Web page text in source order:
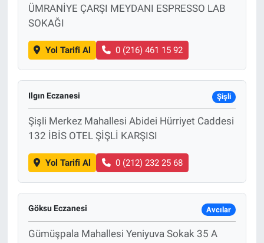
ÜMRANİYE ÇARŞI MEYDANI ESPRESSO LAB
SOKAĞI
Yol Tarifi Al 0 (216) 461 15 92
Ilgın Eczanesi Şişli
Şişli Merkez Mahallesi Abidei Hürriyet Caddesi
132 İBİS OTEL ŞİŞLİ KARŞISI
Yol Tarifi Al 0 (212) 232 25 68
Göksu Eczanesi Avcılar
Gümüşpala Mahallesi Yeniyuva Sokak 35 A